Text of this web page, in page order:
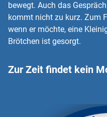
bewegt. Auch das
kommt nicht zu kurz. Zum
wenn er möchte, eine
Brötchen ist gesorgt.
Zur Zeit findet kein